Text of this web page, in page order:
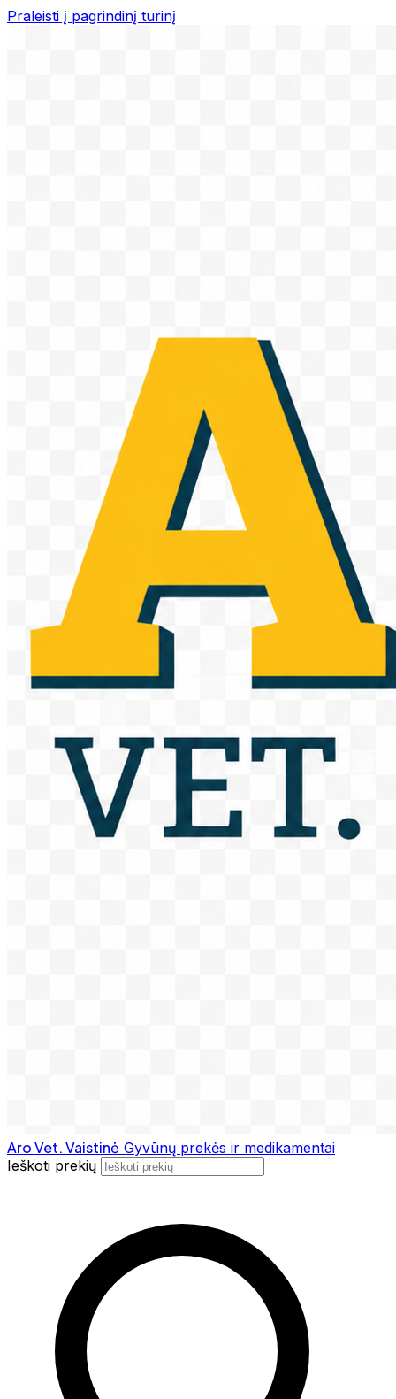
Praleisti į pagrindinį turinį
Aro Vet. Vaistinė Gyvūnų prekės ir medikamentai
Ieškoti prekių